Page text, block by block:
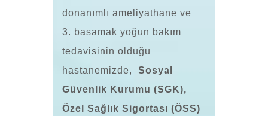
donanımlı ameliyathane ve
3. basamak yoğun bakım
tedavisinin olduğu
hastanemizde, Sosyal
Güvenlik Kurumu (SGK),
Özel Sağlık Sigortası (ÖSS)